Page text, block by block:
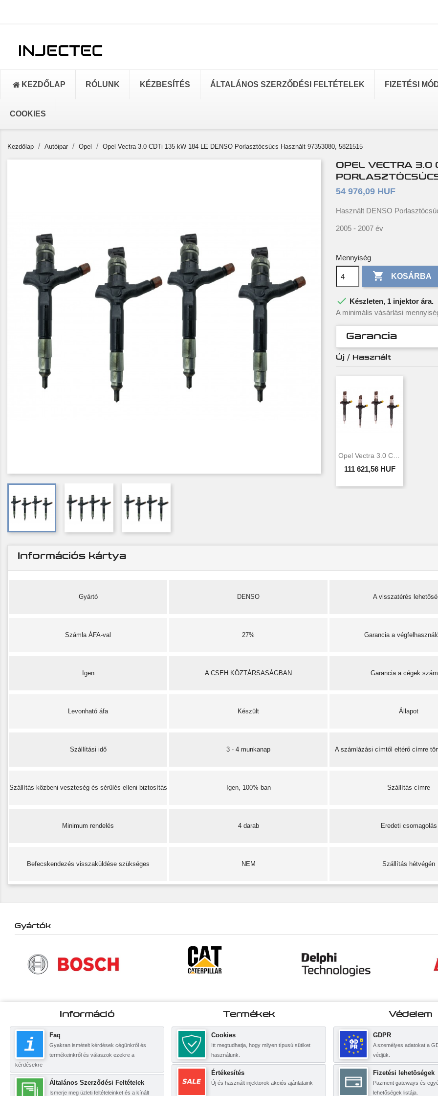
KEZDŐLAP RÓLUNK KÉZBESÍTÉS ÁLTALÁNOS SZERZŐDÉSI FELTÉTELEK FIZETÉSI
COOKIES
Kezdőlap Autóipar Opel Opel Vectra 3.0 CDTi 135 kW 184 LE DENSO Porlasztócsúcs Használt 97353080, 5821515
OPEL VECTRA 3.0
54 976,09 HUF
Használt DENSO
2005 - 2007 év
Mennyiség
 KOSÁRBA
 Készleten, 1 injektor ára.
A minimális vásárlási
Garancia
Új / Használt
111 621,56 HUF
Információs kártya
Gyártó DENSO A visszatérés
Számla ÁFA-val 27% Garancia a
Igen A CSEH KÖZTÁRSASÁGBAN Garancia a cégek
Levonható áfa Készült Állapot
Szállítási idő 3 - 4 munkanap A számlázási címtől eltérő címre
Szállítás közbeni veszteség és sérülés elleni biztosítás Igen, 100%-ban Szállítás címre
Minimum rendelés 4 darab Eredeti csomagolás
Befecskendezés visszaküldése szükséges NEM Szállítás hétvégén
Gyártók
Információ
Faq
Gyakran ismételt kérdések cégünkről és
termékeinkről és válaszok ezekre a
kérdésekre
Általános Szerződési Feltételek
Ismerje meg üzleti feltételeinket és a kínált
Termékek
Cookies
Itt megtudhatja, hogy milyen típusú sütiket
használunk.
Értékesítés
Új és használt injektorok akciós ajánlataink
Védelem
GDPR
A személyes adatokat a
védjük.
Fizetési lehetöségek
Pazment gateways és
lehetőségek listája.